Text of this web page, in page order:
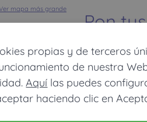
propias y de terceros
de nuestra
Aquí las puedes
haciendo clic en
mapa más grande
Pon
dinero